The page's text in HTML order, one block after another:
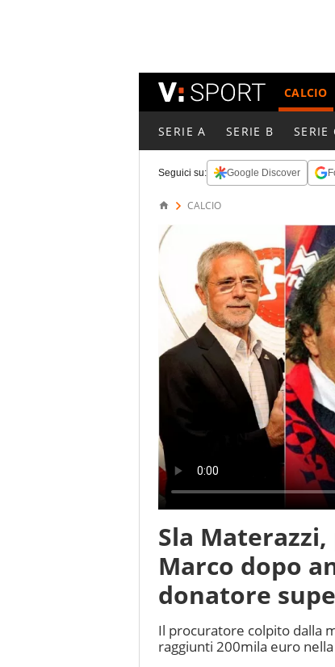
CALCIO
SERIE A SERIE B SERIE
Seguici su: Google Discover
CALCIO
Sla
Marco dopo
donatore
Il procuratore colpito dalla
raggiunti 200mila euro